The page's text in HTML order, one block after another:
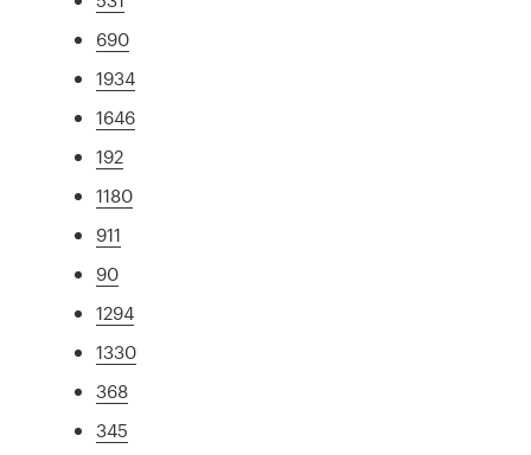
690
1934
1646
192
1180
911
90
1294
1330
368
345